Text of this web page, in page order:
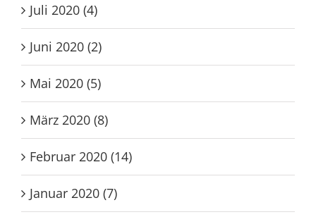
Juli 2020 (4)
Juni 2020 (2)
Mai 2020 (5)
März 2020 (8)
Februar 2020 (14)
Januar 2020 (7)